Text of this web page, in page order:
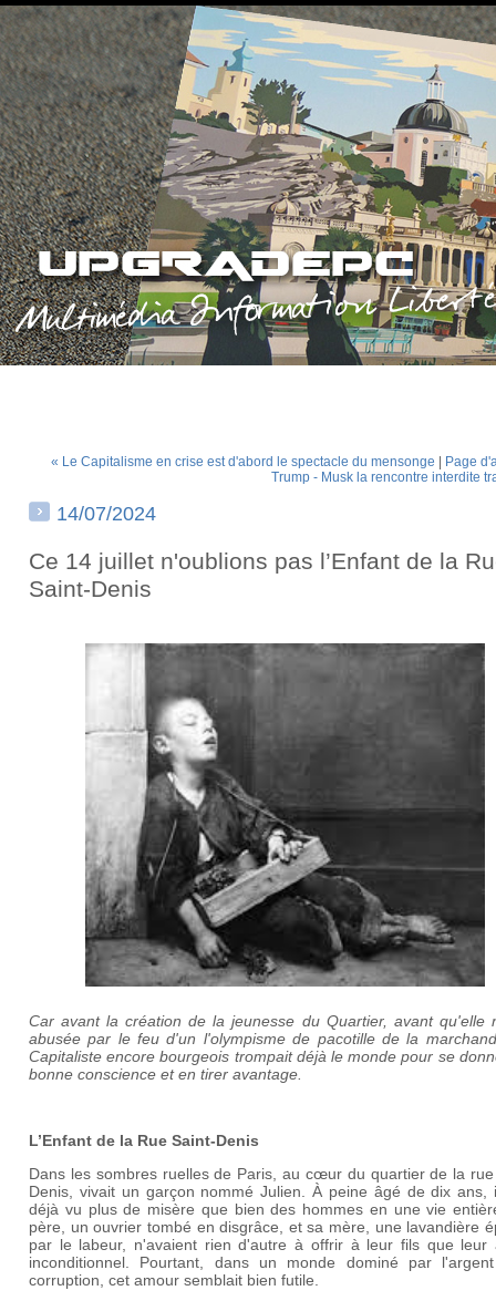
« Le Capitalisme en crise est d'abord le spectacle du mensonge
Page
Trump - Musk la rencontre interdite
14/07/2024
Ce 14 juillet n'oublions pas l’Enfant de la
Saint-Denis
Car avant la création de la jeunesse du Quartier, avant qu'elle
abusée par le feu d'un l'olympisme de pacotille de la
Capitaliste encore bourgeois trompait déjà le monde pour se
bonne conscience et en tirer avantage.
L’Enfant de la Rue Saint-Denis
Dans les sombres ruelles de Paris, au cœur du quartier de la
Denis, vivait un garçon nommé Julien. À peine âgé de dix ans,
déjà vu plus de misère que bien des hommes en une vie
père, un ouvrier tombé en disgrâce, et sa mère, une lavandière
par le labeur, n'avaient rien d'autre à offrir à leur fils que leur
inconditionnel. Pourtant, dans un monde dominé par
corruption, cet amour semblait bien futile.